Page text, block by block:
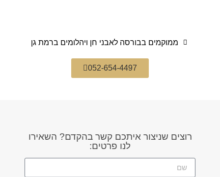
ממוקמים בבורסה לאבני חן ויהלומים ברמת גן
052-654-4497
רוצים שניצור איתכם קשר בהקדם? השאירו
לנו פרטים: